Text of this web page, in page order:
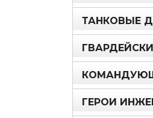
ТАНКОВЫЕ
ГЕРОИ